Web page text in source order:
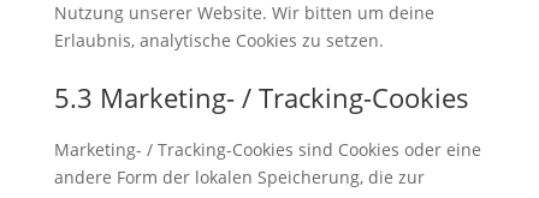
Nutzung unserer Website. Wir bitten um deine
Erlaubnis, analytische Cookies zu setzen.
5.3 Marketing- / Tracking-Cookies
Marketing- / Tracking-Cookies sind Cookies oder eine
andere Form der lokalen Speicherung, die zur